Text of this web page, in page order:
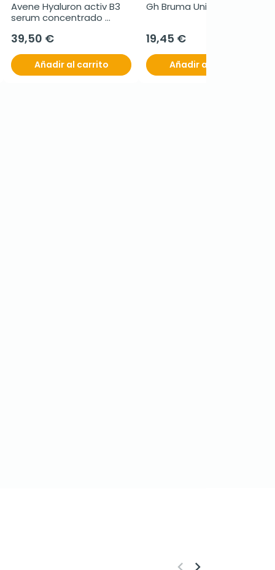
Avene Hyaluron activ B3
serum concentrado
39,50 €
Añadir al carrito
Gh Bruma Universal, 100 ml
19,45 €
Añadir al carrito